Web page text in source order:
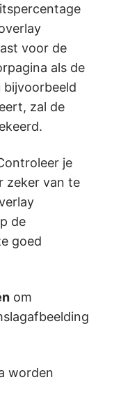
voor de
als de
bijvoorbeeld
zal de
je
zeker van te
de
goed
om
worden